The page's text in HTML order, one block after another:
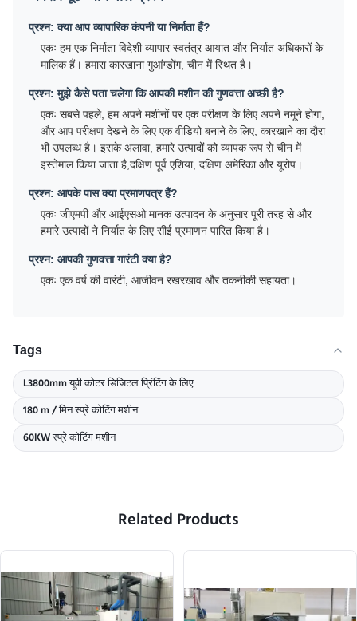
प्रश्न: क्या आप व्यापारिक कंपनी या निर्माता हैं?
एकः हम एक निर्माता विदेशी व्यापार स्वतंत्र आयात और निर्यात अधिकारों के
मालिक हैं। हमारा कारखाना गुआंग्डोंग, चीन में स्थित है।
प्रश्न: मुझे कैसे पता चलेगा कि आपकी मशीन की गुणवत्ता अच्छी है?
एकः सबसे पहले, हम अपने मशीनों पर एक परीक्षण के लिए अपने नमूने होगा,
और आप परीक्षण देखने के लिए एक वीडियो बनाने के लिए, कारखाने का दौरा
भी उपलब्ध है। इसके अलावा, हमारे उत्पादों को व्यापक रूप से चीन में
इस्तेमाल किया जाता है,दक्षिण पूर्व एशिया, दक्षिण अमेरिका और यूरोप।
प्रश्न: आपके पास क्या प्रमाणपत्र हैं?
एकः जीएमपी और आईएसओ मानक उत्पादन के अनुसार पूरी तरह से और
हमारे उत्पादों ने निर्यात के लिए सीई प्रमाणन पारित किया है।
प्रश्न: आपकी गुणवत्ता गारंटी क्या है?
एकः एक वर्ष की वारंटी; आजीवन रखरखाव और तकनीकी सहायता।
Tags
L3800mm यूवी कोटर डिजिटल प्रिंटिंग के लिए
180 m / मिन स्प्रे कोटिंग मशीन
60KW स्प्रे कोटिंग मशीन
Related Products